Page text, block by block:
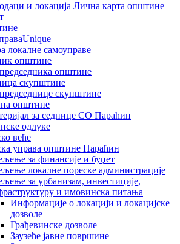
и локација Лична карта општине
Unique
локалне самоуправе
општине
општине
скупштине
скупштине
општине
за седнице СО Параћин
одлуке
веће
управа општине Параћин
за финансије и буџет
локалне пореске администрације
за урбанизам, инвестиције,
и имовинска питања
Информације о локацији и локацијске
дозволе
Грађевинске дозволе
Заузеће јавне површине